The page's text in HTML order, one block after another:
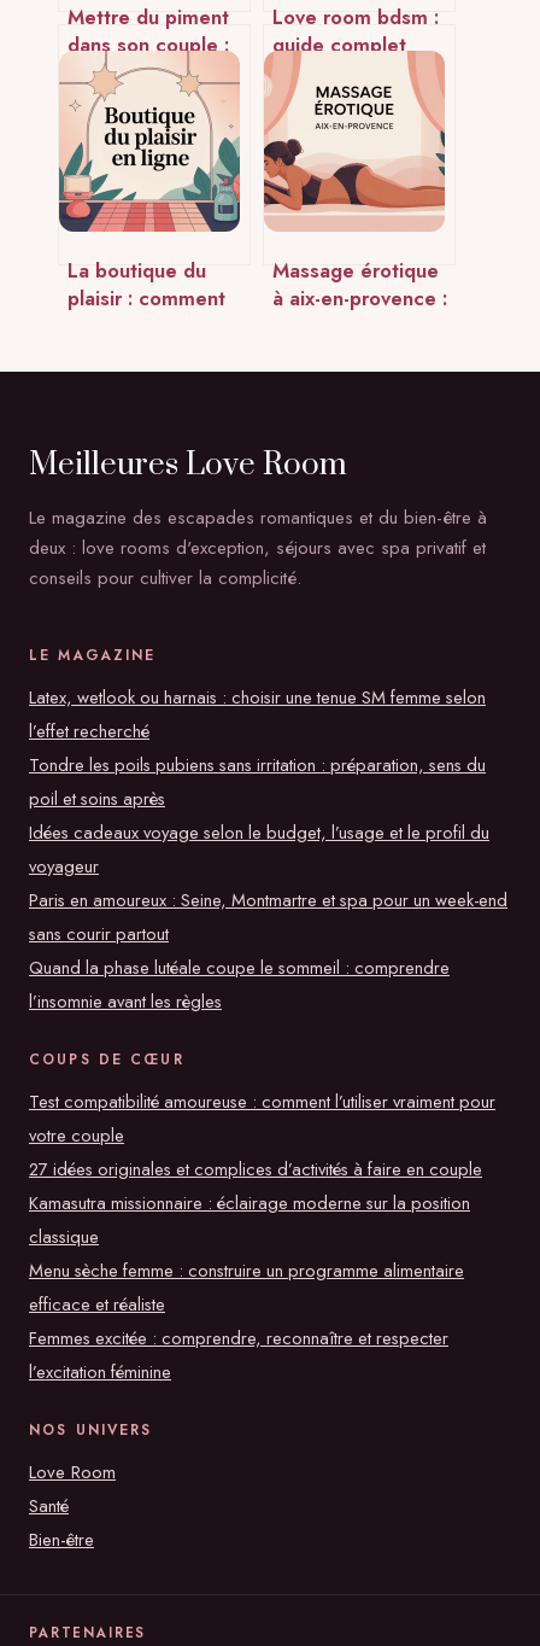
Mettre du piment
dans son couple :
conseils concrets
pour raviver la
flamme
Love room bdsm :
guide complet
pour une escapade
érotique en toute
sécurité
La boutique du
plaisir : comment
Massage érotique
à aix-en-provence :
Meilleures Love Room
Le magazine des escapades romantiques et du bien-être à
deux : love rooms d'exception, séjours avec spa privatif et
conseils pour cultiver la complicité.
LE MAGAZINE
Latex, wetlook ou harnais : choisir une tenue SM femme selon
l’effet recherché
Tondre les poils pubiens sans irritation : préparation, sens du
poil et soins après
Idées cadeaux voyage selon le budget, l’usage et le profil du
voyageur
Paris en amoureux : Seine, Montmartre et spa pour un week-end
sans courir partout
Quand la phase lutéale coupe le sommeil : comprendre
l’insomnie avant les règles
COUPS DE CŒUR
Test compatibilité amoureuse : comment l’utiliser vraiment pour
votre couple
27 idées originales et complices d’activités à faire en couple
Kamasutra missionnaire : éclairage moderne sur la position
classique
Menu sèche femme : construire un programme alimentaire
efficace et réaliste
Femmes excitée : comprendre, reconnaître et respecter
l’excitation féminine
NOS UNIVERS
Love Room
Santé
Bien-être
PARTENAIRES